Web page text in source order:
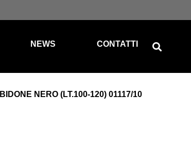
NEWS CONTATTI
NERO (LT.100-120) 01117/10